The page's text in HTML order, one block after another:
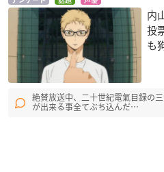
内
投
も
絶賛放送中、二十世紀電氣目録の
が出来る事全てぶち込んだ…